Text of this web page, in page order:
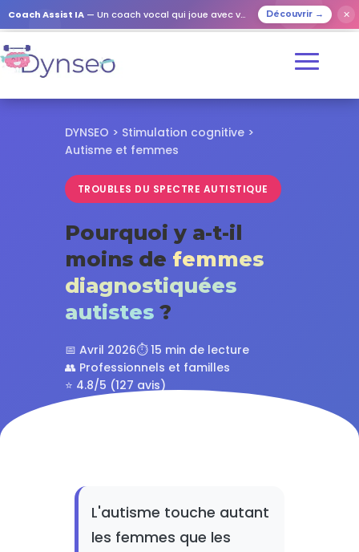
Coach Assist IA — Un coach vocal qui joue avec vos proches Découvrir → ✕
DYNSEO > Stimulation cognitive>
Autisme et femmes
TROUBLES DU SPECTRE AUTISTIQUE
Pourquoi y a-t-il
moins de femmes
diagnostiquées
autistes?
📅 Avril 2026⏱️ 15 min de lecture
👥 Professionnels et familles
⭐ 4.8/5 (127 avis)
L'autisme touche autant
les femmes que les